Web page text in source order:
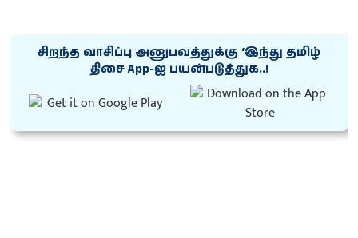
சிறந்த வாசிப்பு அனுபவத்துக்கு ‘இந்து தமிழ்
திசை App-ஐ பயன்படுத்துக..!